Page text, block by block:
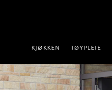
KJØKKEN TØYPLEIE